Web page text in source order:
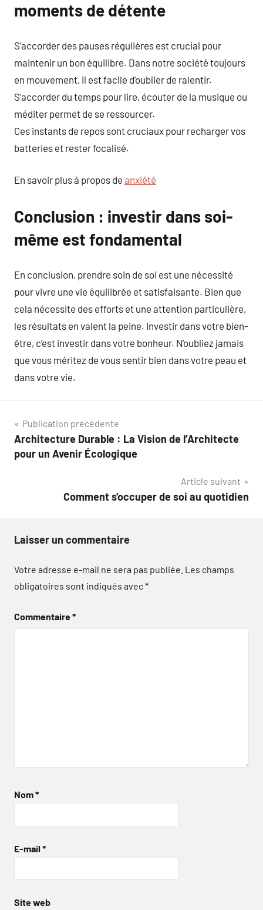
moments de détente
S’accorder des pauses régulières est crucial pour
maintenir un bon équilibre. Dans notre société toujours
en mouvement, il est facile d’oublier de ralentir.
S’accorder du temps pour lire, écouter de la musique ou
méditer permet de se ressourcer.
Ces instants de repos sont cruciaux pour recharger vos
batteries et rester focalisé.
En savoir plus à propos de anxiété
Conclusion : investir dans soi-
même est fondamental
En conclusion, prendre soin de soi est une nécessité
pour vivre une vie équilibrée et satisfaisante. Bien que
cela nécessite des efforts et une attention particulière,
les résultats en valent la peine. Investir dans votre bien-
être, c’est investir dans votre bonheur. N’oubliez jamais
que vous méritez de vous sentir bien dans votre peau et
dans votre vie.
Navigation
de
Publication précédente
Architecture Durable : La Vision de l’Architecte
pour un Avenir Écologique
Article suivant
Comment s’occuper de soi au quotidien
Laisser un commentaire
Votre adresse e-mail ne sera pas publiée. Les champs
obligatoires sont indiqués avec*
Commentaire*
Nom*
E-mail *
Site web